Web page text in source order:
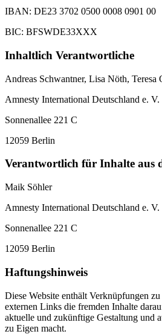
IBAN: DE23 3702 0500 0008 0901 00
BIC: BFSWDE33XXX
Inhaltlich Verantwortliche
Andreas Schwantner, Lisa Nöth, Teresa
Amnesty International Deutschland e. V.
Sonnenallee 221 C
12059 Berlin
Verantwortlich für Inhalte aus
Maik Söhler
Amnesty International Deutschland e. V.
Sonnenallee 221 C
12059 Berlin
Haftungshinweis
Diese Website enthält Verknüpfungen
externen Links die fremden Inhalte
aktuelle und zukünftige Gestaltung und
zu Eigen macht.